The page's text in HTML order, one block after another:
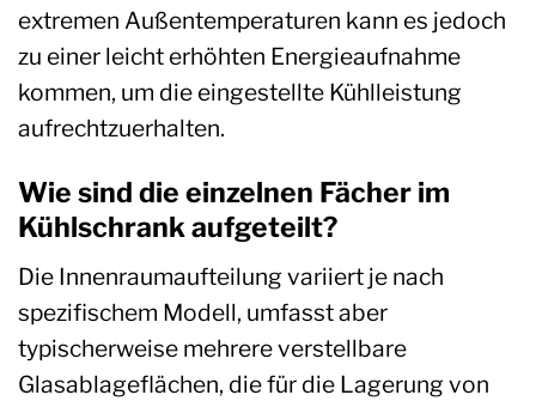
extremen Außentemperaturen kann es jedoch
zu einer leicht erhöhten Energieaufnahme
kommen, um die eingestellte Kühlleistung
aufrechtzuerhalten.
Wie sind die einzelnen Fächer im
Kühlschrank aufgeteilt?
Die Innenraumaufteilung variiert je nach
spezifischem Modell, umfasst aber
typischerweise mehrere verstellbare
Glasablageflächen, die für die Lagerung von